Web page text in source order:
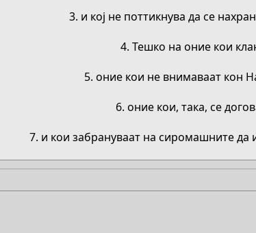
3. и кој не поттикнува да се
4. Тешко на оние кои
5. оние кои не внимаваат кон
6. оние кои, така, се
7. и кои забрануваат на сиромашните да